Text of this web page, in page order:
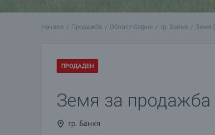
Начало Продажба Област София гр. Банкя Земя
ПРОДАДЕН
Земя за продажба
гр. Банкя